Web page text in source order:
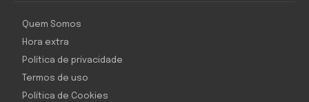
Quem Somos
Hora extra
Política de privacidade
Termos de uso
Política de Cookies